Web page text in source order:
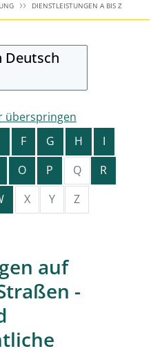
DIENSTLEISTUNGEN A BIS Z
Deutsch
überspringen
F G H
I
O P Q
R
X Y Z
auf
-